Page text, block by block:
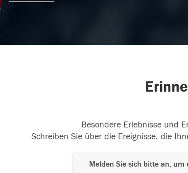
Besondere Erlebnisse und
Schreiben Sie über die Ereignisse, die
Melden Sie sich bitte an, um